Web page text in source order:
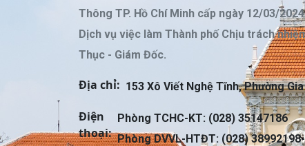
Thông TP. Hồ Chí Minh cấp ngày 12/03/
Dịch vụ việc làm Thành phố Chịu trách
Thục - Giám Đốc.
Địa chỉ: 153 Xô Viết Nghệ Tĩnh, Phường
Điện
thoại:
Phòng TCHC-KT: (028) 35147186
Phòng DVVL-HTĐT: (028)